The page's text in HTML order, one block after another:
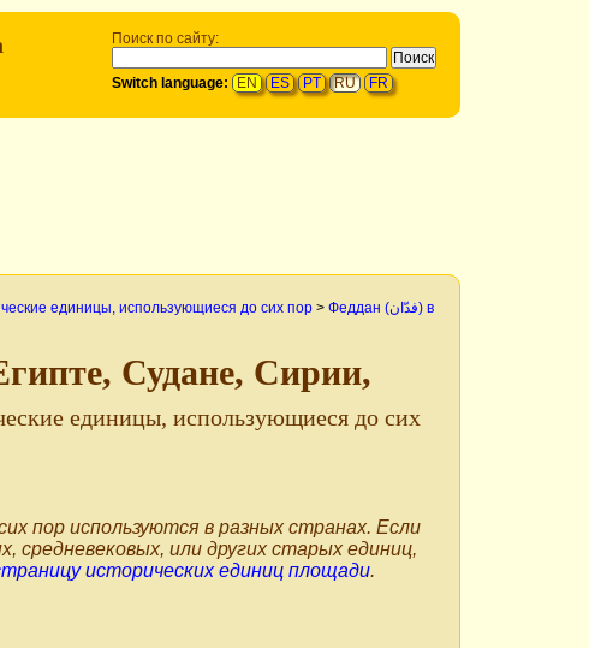
Поиск по сайту:
Switch language: EN ES PT RU FR
единицы, использующиеся до сих пор > Феддан (فدّان‎) в
единицы, использующиеся до сих
пор используются в разных странах. Если
или других старых единиц,
исторических единиц площади.